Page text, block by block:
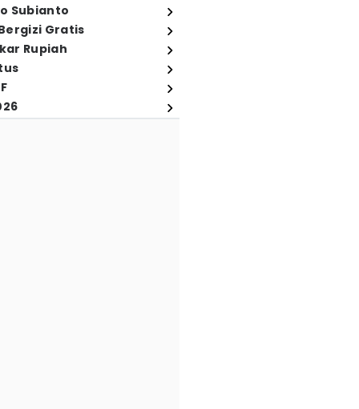
Subianto
Gratis
Rupiah